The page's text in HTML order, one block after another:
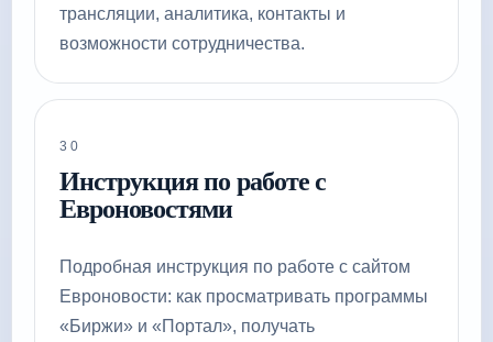
трансляции, аналитика, контакты и
возможности сотрудничества.
30
Инструкция по работе с
Евроновостями
Подробная инструкция по работе с сайтом
Евроновости: как просматривать программы
«Биржи» и «Портал», получать